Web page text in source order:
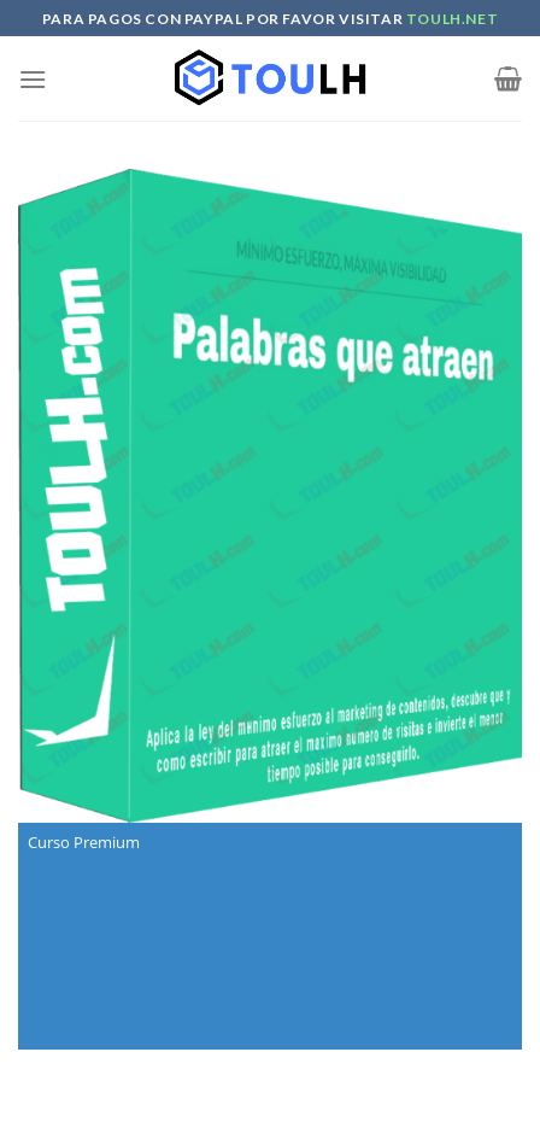
to
content
PARA PAGOS CON PAYPAL POR FAVOR VISITAR TOULH.NET
Curso Premium